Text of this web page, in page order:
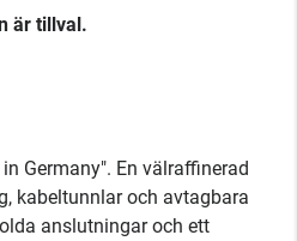
är tillval.
Germany". En välraffinerad
kabeltunnlar och avtagbara
anslutningar och ett